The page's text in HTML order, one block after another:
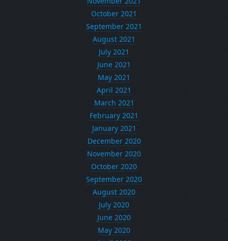
October 2021
September 2021
August 2021
July 2021
June 2021
May 2021
April 2021
March 2021
February 2021
January 2021
December 2020
November 2020
October 2020
September 2020
August 2020
July 2020
June 2020
May 2020